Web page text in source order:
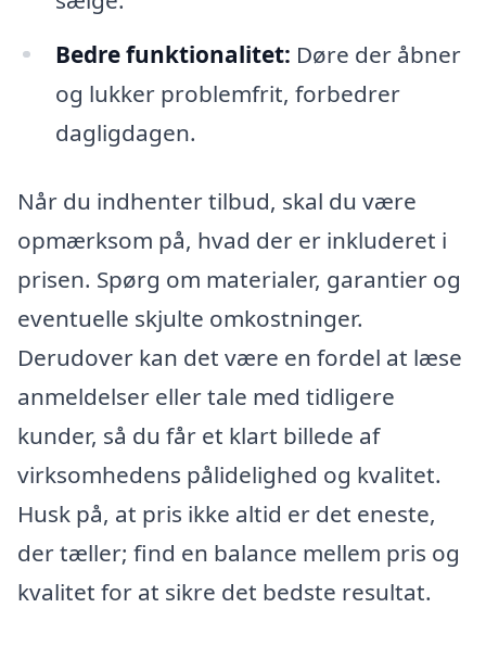
Bedre funktionalitet: Døre der åbner
og lukker problemfrit, forbedrer
dagligdagen.
Når du indhenter tilbud, skal du være
opmærksom på, hvad der er inkluderet i
prisen. Spørg om materialer, garantier og
eventuelle skjulte omkostninger.
Derudover kan det være en fordel at læse
anmeldelser eller tale med tidligere
kunder, så du får et klart billede af
virksomhedens pålidelighed og kvalitet.
Husk på, at pris ikke altid er det eneste,
der tæller; find en balance mellem pris og
kvalitet for at sikre det bedste resultat.